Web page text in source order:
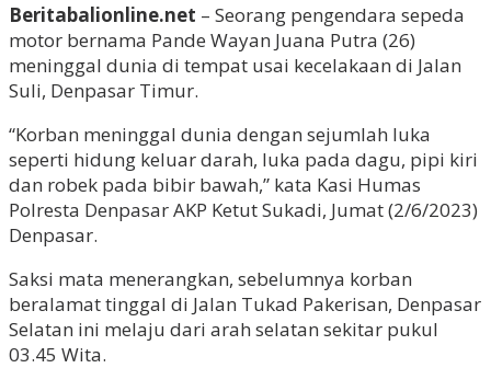
Beritabalionline.net – Seorang pengendara sepeda
motor bernama Pande Wayan Juana Putra (26)
meninggal dunia di tempat usai kecelakaan di Jalan
Suli, Denpasar Timur.
“Korban meninggal dunia dengan sejumlah luka
seperti hidung keluar darah, luka pada dagu, pipi kiri
dan robek pada bibir bawah,” kata Kasi Humas
Polresta Denpasar AKP Ketut Sukadi, Jumat (2/6/2023)
Denpasar.
Saksi mata menerangkan, sebelumnya korban
beralamat tinggal di Jalan Tukad Pakerisan, Denpasar
Selatan ini melaju dari arah selatan sekitar pukul
03.45 Wita.